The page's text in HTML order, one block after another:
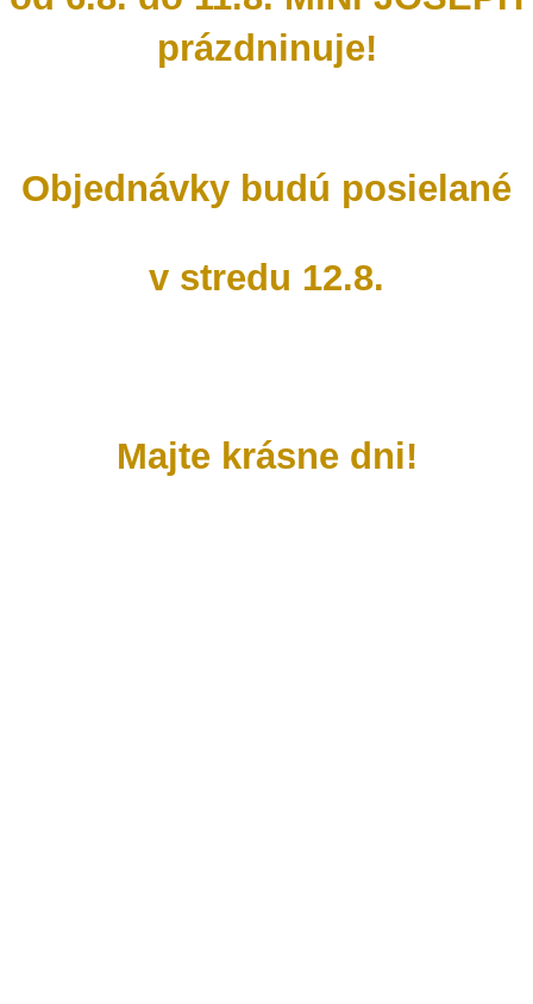
prázdninuje!
Objednávky budú posielané
v stredu 12.8.
Majte krásne dni!